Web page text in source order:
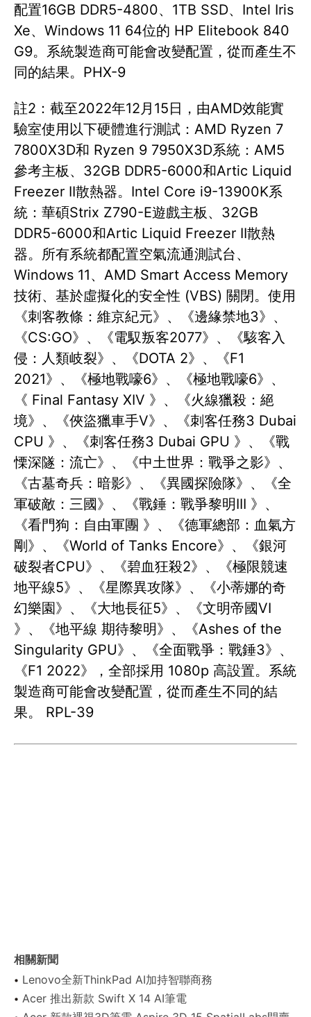
配置16GB DDR5-4800、1TB SSD、Intel Iris
Xe、Windows 11 64位的 HP Elitebook 840
G9。系統製造商可能會改變配置，從而產生不
同的結果。PHX-9
註2：截至2022年12月15日，由AMD效能實
驗室使用以下硬體進行測試：AMD Ryzen 7
7800X3D和 Ryzen 9 7950X3D系統：AM5
參考主板、32GB DDR5-6000和Artic Liquid
Freezer II散熱器。Intel Core i9-13900K系
統：華碩Strix Z790-E遊戲主板、32GB
DDR5-6000和Artic Liquid Freezer II散熱
器。所有系統都配置空氣流通測試台、
Windows 11、AMD Smart Access Memory
技術、基於虛擬化的安全性 (VBS) 關閉。使用
《刺客教條：維京紀元》、《邊緣禁地3》、
《CS:GO》、《電馭叛客2077》、《駭客入
侵：人類岐裂》、《DOTA 2》、《F1
2021》、《極地戰嚎6》、《極地戰嚎6》、
《 Final Fantasy XIV 》、《火線獵殺：絕
境》、《俠盜獵車手V》、《刺客任務3 Dubai
CPU 》、《刺客任務3 Dubai GPU 》、《戰
慄深隧：流亡》、《中土世界：戰爭之影》、
《古墓奇兵：暗影》、《異國探險隊》、《全
軍破敵：三國》、《戰錘：戰爭黎明III 》、
《看門狗：自由軍團 》、《德軍總部：血氣方
剛》、《World of Tanks Encore》、《銀河
破裂者CPU》、《碧血狂殺2》、《極限競速
地平線5》、《星際異攻隊》、《小蒂娜的奇
幻樂園》、《大地長征5》、《文明帝國VI
》、《地平線 期待黎明》、《Ashes of the
Singularity GPU》、《全面戰爭：戰錘3》、
《F1 2022》，全部採用 1080p 高設置。系統
製造商可能會改變配置，從而產生不同的結
果。 RPL-39
相關新聞
Lenovo全新ThinkPad AI加持智聯商務
Acer 推出新款 Swift X 14 AI筆電